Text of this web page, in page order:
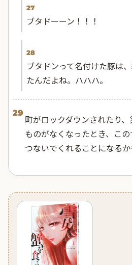
27
ブタドーーン！！！
28
ブタドンって名付けた豚は
たんだよね。ハハハ。
29
町がロックダウンされたり
ものがなくなったとき、こ
つないでくれることになる